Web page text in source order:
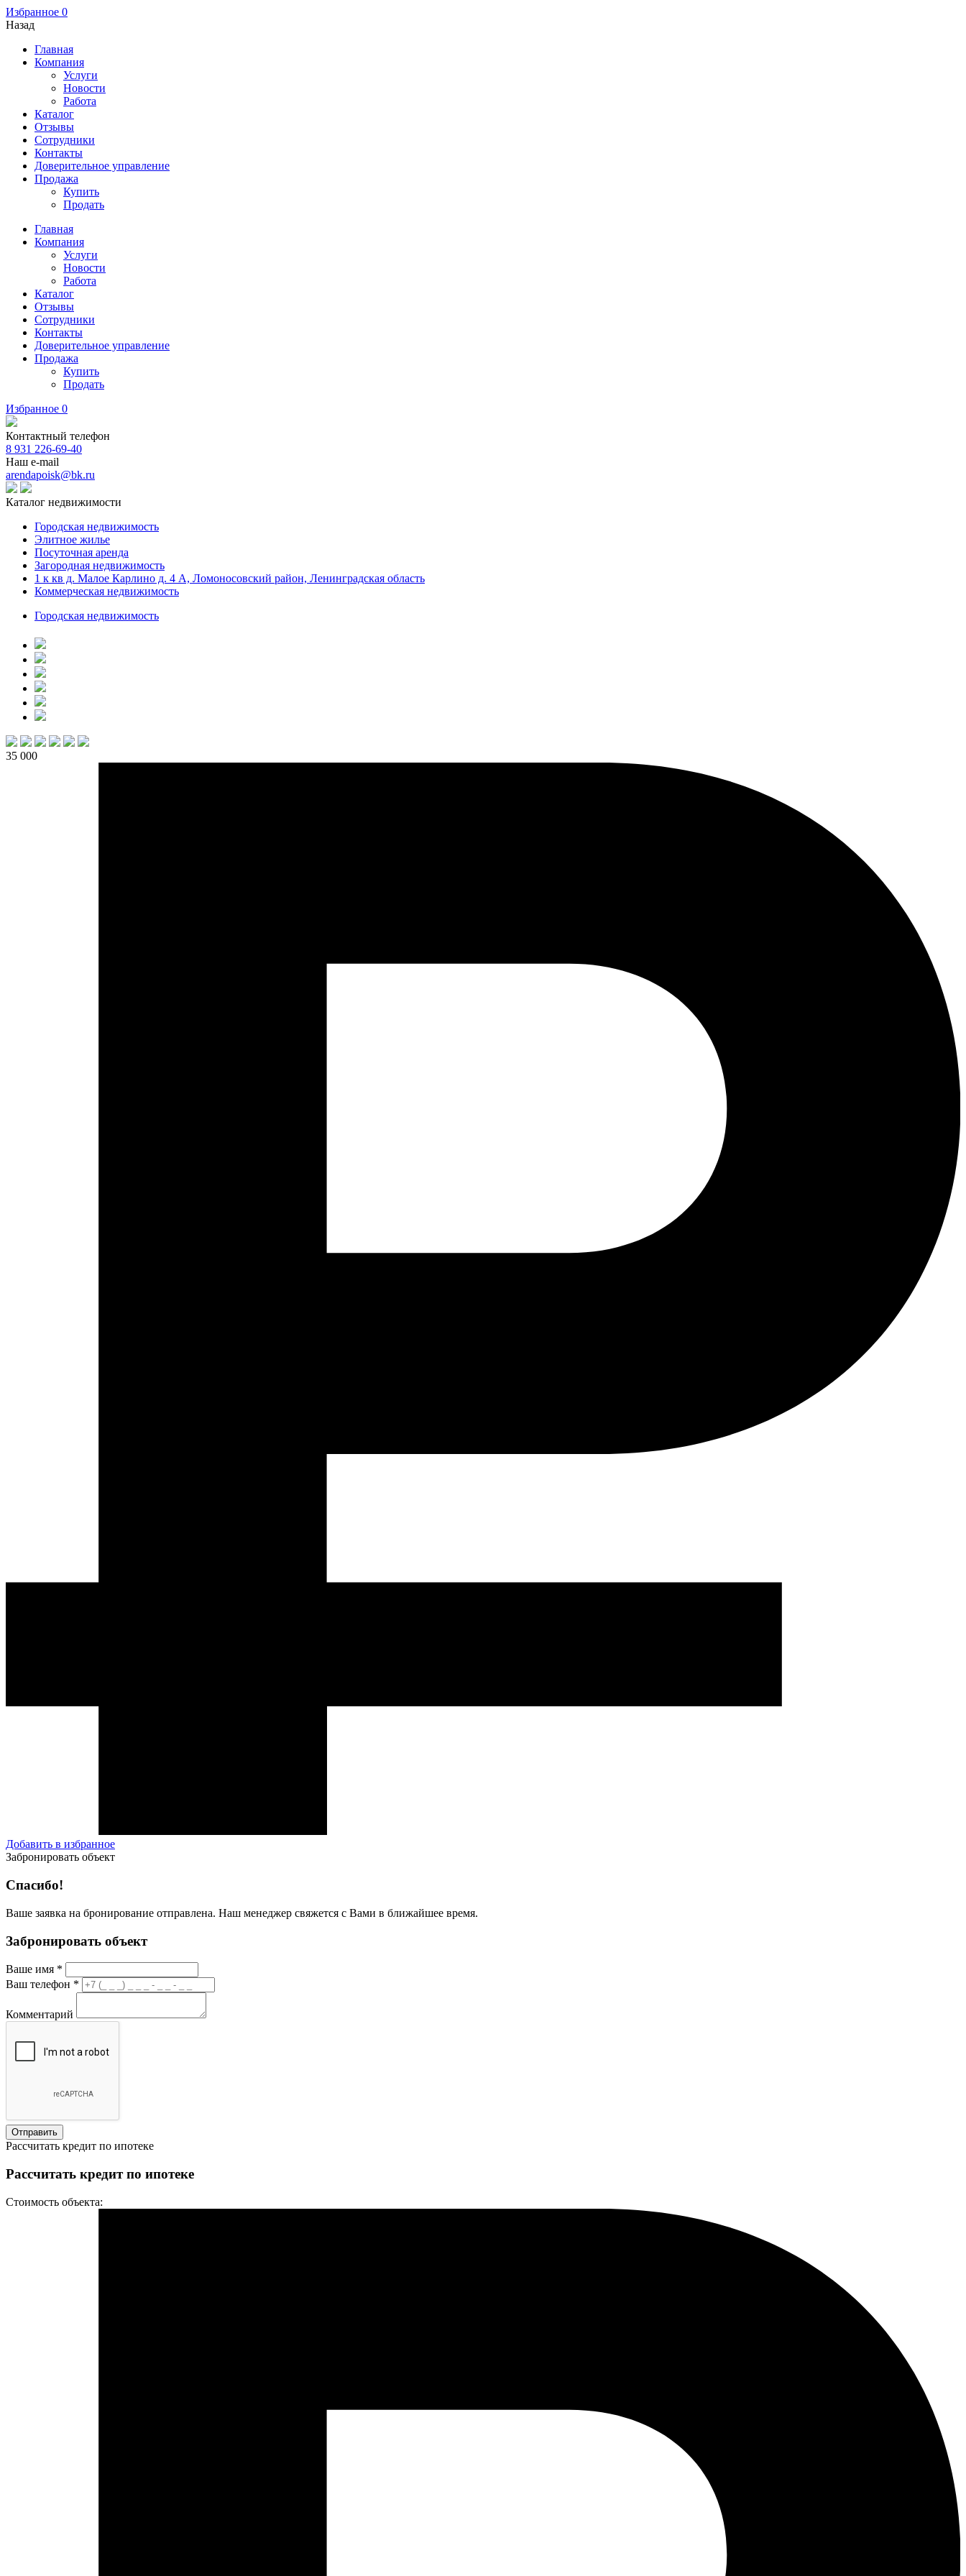
Избранное 0
Назад
Главная
Компания
Услуги
Новости
Работа
Каталог
Отзывы
Сотрудники
Контакты
Доверительное управление
Продажа
Купить
Продать
Главная
Компания
Услуги
Новости
Работа
Каталог
Отзывы
Сотрудники
Контакты
Доверительное управление
Продажа
Купить
Продать
Избранное 0
Контактный телефон
8 931 226-69-40
Наш e-mail
arendapoisk@bk.ru
Каталог недвижимости
Городская недвижимость
Элитное жилье
Посуточная аренда
Загородная недвижимость
1 к кв д. Малое Карлино д. 4 А, Ломоносовский район, Ленинградская область
Коммерческая недвижимость
Городская недвижимость
35 000
Добавить в избранное
Забронировать объект
Спасибо!
Ваше заявка на бронирование отправлена. Наш менеджер свяжется с Вами в ближайшее время.
Забронировать объект
Ваше имя *
Ваш телефон *
Комментарий
Отправить
Рассчитать кредит по ипотеке
Рассчитать кредит по ипотеке
Стоимость объекта: